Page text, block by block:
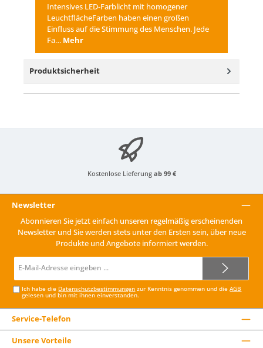
Intensives LED-Farblicht mit homogener
LeuchtflächeFarben haben einen großen
Einfluss auf die Stimmung des Menschen. Jede
Fa… Mehr
Produktsicherheit
Kostenlose Lieferung ab 99 €
Newsletter
Abonnieren Sie jetzt einfach unseren regelmäßig erscheinenden
Newsletter und Sie werden stets unter den Ersten sein, über neue
Produkte und Angebote informiert werden.
Mail-
Ich habe die Datenschutzbestimmungen zur Kenntnis genommen und dieAGB
gelesen und bin mit ihnen einverstanden.
Service-Telefon
Unsere Vorteile